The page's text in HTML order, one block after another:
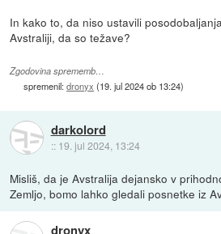
In kako to, da niso ustavili
Avstraliji, da so težave?
Zgodovina sprememb…
spremenil:dronyx (19. jul 2024 ob 13:24)
darkolord
:: 19. jul 2024, 13:24
Misliš, da je Avstralija dejansko v
Zemljo, bomo lahko gledali posnetke iz
dronyx